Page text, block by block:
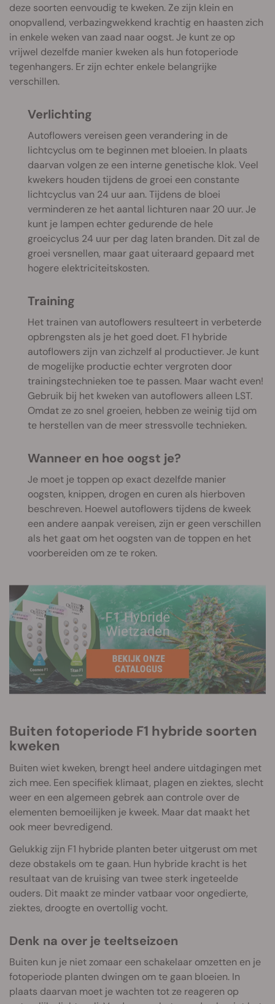
deze soorten eenvoudig te kweken. Ze zijn klein en
onopvallend, verbazingwekkend krachtig en haasten zich
in enkele weken van zaad naar oogst. Je kunt ze op
vrijwel dezelfde manier kweken als hun fotoperiode
tegenhangers. Er zijn echter enkele belangrijke
verschillen.
Verlichting
Autoflowers vereisen geen verandering in de
lichtcyclus om te beginnen met bloeien. In plaats
daarvan volgen ze een interne genetische klok. Veel
kwekers houden tijdens de groei een constante
lichtcyclus van 24 uur aan. Tijdens de bloei
verminderen ze het aantal lichturen naar 20 uur. Je
kunt je lampen echter gedurende de hele
groeicyclus 24 uur per dag laten branden. Dit zal de
groei versnellen, maar gaat uiteraard gepaard met
hogere elektriciteitskosten.
Training
Het trainen van autoflowers resulteert in verbeterde
opbrengsten als je het goed doet. F1 hybride
autoflowers zijn van zichzelf al productiever. Je kunt
de mogelijke productie echter vergroten door
trainingstechnieken toe te passen. Maar wacht even!
Gebruik bij het kweken van autoflowers alleen LST.
Omdat ze zo snel groeien, hebben ze weinig tijd om
te herstellen van de meer stressvolle technieken.
Wanneer en hoe oogst je?
Je moet je toppen op exact dezelfde manier
oogsten, knippen, drogen en curen als hierboven
beschreven. Hoewel autoflowers tijdens de kweek
een andere aanpak vereisen, zijn er geen verschillen
als het gaat om het oogsten van de toppen en het
voorbereiden om ze te roken.
Buiten fotoperiode F1 hybride soorten
kweken
Buiten wiet kweken, brengt heel andere uitdagingen met
zich mee. Een specifiek klimaat, plagen en ziektes, slecht
weer en een algemeen gebrek aan controle over de
elementen bemoeilijken je kweek. Maar dat maakt het
ook meer bevredigend.
Gelukkig zijn F1 hybride planten beter uitgerust om met
deze obstakels om te gaan. Hun hybride kracht is het
resultaat van de kruising van twee sterk ingeteelde
ouders. Dit maakt ze minder vatbaar voor ongedierte,
ziektes, droogte en overtollig vocht.
Denk na over je teeltseizoen
Buiten kun je niet zomaar een schakelaar omzetten en je
fotoperiode planten dwingen om te gaan bloeien. In
plaats daarvan moet je wachten tot ze reageren op